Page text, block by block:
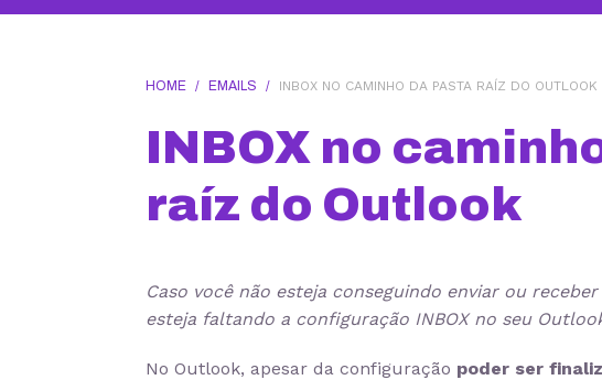
HOME / EMAILS / INBOX NO CAMINHO DA PASTA RAÍZ DO OUTLOOK
INBOX no
raíz do Outlook
Caso você não esteja conseguindo enviar ou
esteja faltando a configuração INBOX no seu
No Outlook, apesar da configuração poder ser